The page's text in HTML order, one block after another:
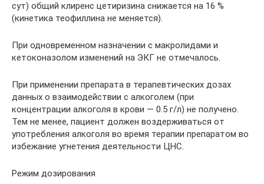
сут) общий клиренс цетиризина снижается на 16 %
(кинетика теофиллина не меняется).
При одновременном назначении с макролидами и
кетоконазолом изменений на ЭКГ не отмечалось.
При применении препарата в терапевтических дозах
данных о взаимодействии с алкоголем (при
концентрации алкоголя в крови — 0.5 г/л) не получено.
Тем не менее, пациент должен воздерживаться от
употребления алкоголя во время терапии препаратом во
избежание угнетения деятельности ЦНС.
Режим дозирования